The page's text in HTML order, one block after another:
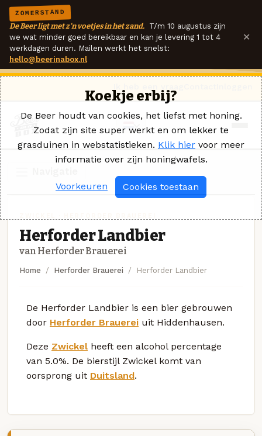
ZOMERSTAND
De Beer ligt met z'n voetjes in het zand. T/m 10 augustus zijn
we wat minder goed bereikbaar en kan je levering 1 tot 4
werkdagen duren. Mailen werkt het snelst:
hello@beerinabox.nl
×
Herforder Landbier
van Herforder Brauerei
Home Herforder Brauerei Herforder Landbier
De Herforder Landbier is een bier gebrouwen
door Herforder Brauerei uit Hiddenhausen.
Deze Zwickel heeft een alcohol percentage
van 5.0%. De bierstijl Zwickel komt van
oorsprong uit Duitsland.
Koekje erbij?
De Beer houdt van cookies, het liefst met honing.
Zodat zijn site super werkt en om lekker te
grasduinen in webstatistieken. Klik hier voor meer
informatie over zijn honingwafels.
Voorkeuren Cookies toestaan